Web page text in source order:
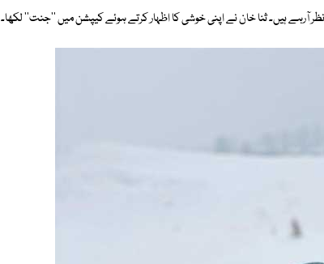
نظر آرہے ہیں۔ ثنا خان نے اپنی خوشی کا اظہار کرتے ہوئے کیپشن میں ''جنت'' لکھا۔